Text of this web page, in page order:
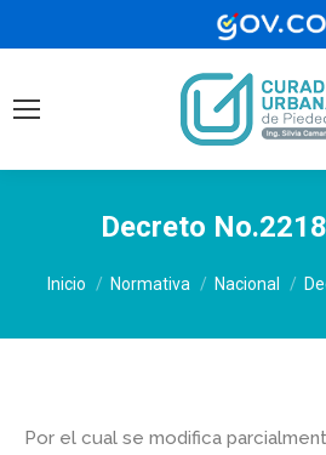
Decreto
Inicio Normativa Nacional
Por el cual se modifica